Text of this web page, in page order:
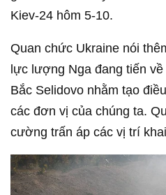
Kiev-24 hôm 5-10.
Quan chức Ukraine nói
lực lượng Nga đang tiến
Bắc Selidovo nhằm tạo
các đơn vị của chúng ta.
cường trấn áp các vị trí